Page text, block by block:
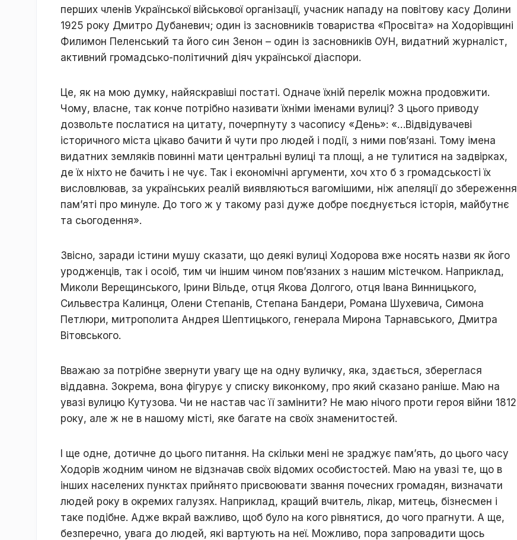
перших членів Української військової організації, учасник нападу на повітову касу Долини
1925 року Дмитро Дубаневич; один із засновників товариства «Просвіта» на Ходорівщині
Филимон Пеленський та його син Зенон – один із засновників ОУН, видатний журналіст,
активний громадсько-політичний діяч української діаспори.
Це, як на мою думку, найяскравіші постаті. Одначе їхній перелік можна продовжити.
Чому, власне, так конче потрібно називати їхніми іменами вулиці? З цього приводу
дозвольте послатися на цитату, почерпнуту з часопису «День»: «…Відвідувачеві
історичного міста цікаво бачити й чути про людей і події, з ними пов’язані. Тому імена
видатних земляків повинні мати центральні вулиці та площі, а не тулитися на задвірках,
де їх ніхто не бачить і не чує. Так і економічні аргументи, хоч хто б з громадськості їх
висловлював, за українських реалій виявляються вагомішими, ніж апеляції до збереження
пам’яті про минуле. До того ж у такому разі дуже добре поєднується історія, майбутнє
та сьогодення».
Звісно, заради істини мушу сказати, що деякі вулиці Ходорова вже носять назви як його
уродженців, так і осоіб, тим чи іншим чином пов’язаних з нашим містечком. Наприклад,
Миколи Верещинського, Ірини Вільде, отця Якова Долгого, отця Івана Винницького,
Сильвестра Калинця, Олени Степанів, Степана Бандери, Романа Шухевича, Симона
Петлюри, митрополита Андрея Шептицького, генерала Мирона Тарнавського, Дмитра
Вітовського.
Вважаю за потрібне звернути увагу ще на одну вуличку, яка, здається, збереглася
віддавна. Зокрема, вона фігурує у списку виконкому, про який сказано раніше. Маю на
увазі вулицю Кутузова. Чи не настав час її замінити? Не маю нічого проти героя війни 1812
року, але ж не в нашому місті, яке багате на своїх знаменитостей.
І ще одне, дотичне до цього питання. На скільки мені не зраджує пам’ять, до цього часу
Ходорів жодним чином не відзначав своїх відомих особистостей. Маю на увазі те, що в
інших населених пунктах прийнято присвоювати звання почесних громадян, визначати
людей року в окремих галузях. Наприклад, кращий вчитель, лікар, митець, бізнесмен і
таке подібне. Адже вкрай важливо, щоб було на кого рівнятися, до чого прагнути. А ще,
безперечно, увага до людей, які вартують на неї. Можливо, пора запровадити щось